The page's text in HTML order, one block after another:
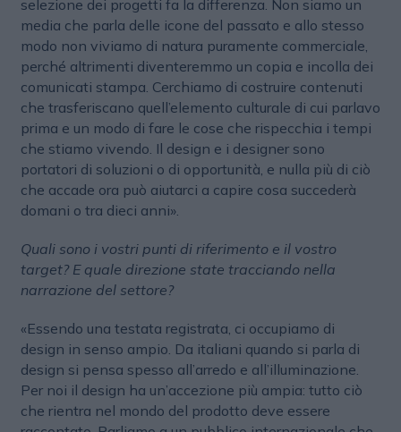
selezione dei progetti fa la differenza. Non siamo un
media che parla delle icone del passato e allo stesso
modo non viviamo di natura puramente commerciale,
perché altrimenti diventeremmo un copia e incolla dei
comunicati stampa. Cerchiamo di costruire contenuti
che trasferiscano quell’elemento culturale di cui parlavo
prima e un modo di fare le cose che rispecchia i tempi
che stiamo vivendo. Il design e i designer sono
portatori di soluzioni o di opportunità, e nulla più di ciò
che accade ora può aiutarci a capire cosa succederà
domani o tra dieci anni».
Quali sono i vostri punti di riferimento e il vostro
target? E quale direzione state tracciando nella
narrazione del settore?
«Essendo una testata registrata, ci occupiamo di
design in senso ampio. Da italiani quando si parla di
design si pensa spesso all’arredo e all’illuminazione.
Per noi il design ha un’accezione più ampia: tutto ciò
che rientra nel mondo del prodotto deve essere